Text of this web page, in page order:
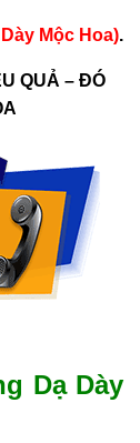
Mộc Hoa).
QUẢ – ĐÓ
Dạ Dày